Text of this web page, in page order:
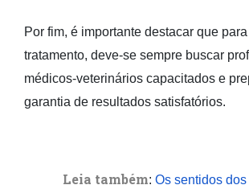
Por fim, é importante destacar que
tratamento, deve-se sempre buscar
médicos-veterinários capacitados e
garantia de resultados satisfatórios.
Leia também: Os sentidos